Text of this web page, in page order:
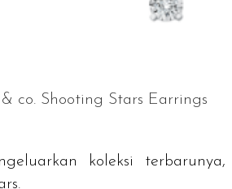
& co. Shooting Stars Earrings
koleksi terbarunya,
.